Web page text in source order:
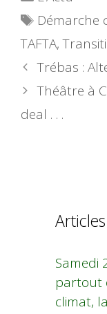
Étiquettes
Démarche
TAFTA,
Trébas :
Théâtre à
deal . . .
Samedi
partout
climat,